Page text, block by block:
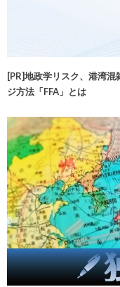
[PR]地政学リスク、港湾
ジ方法「FFA」とは